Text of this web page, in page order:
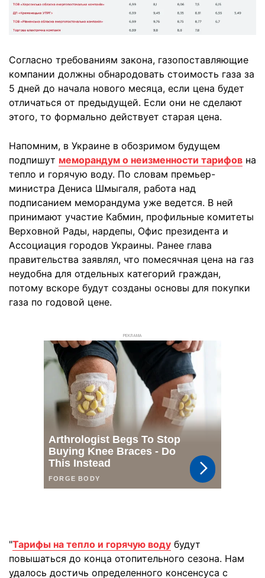
Согласно требованиям закона, газопоставляющие
компании должны обнародовать стоимость газа за
5 дней до начала нового месяца, если цена будет
отличаться от предыдущей. Если они не сделают
этого, то формально действует старая цена.
Напомним, в Украине в обозримом будущем
подпишут меморандум о неизменности тарифов на
тепло и горячую воду. По словам премьер-
министра Дениса Шмыгаля, работа над
подписанием меморандума уже ведется. В ней
принимают участие Кабмин, профильные комитеты
Верховной Рады, нардепы, Офис президента и
Ассоциация городов Украины. Ранее глава
правительства заявлял, что помесячная цена на газ
неудобна для отдельных категорий граждан,
потому вскоре будут созданы основы для покупки
газа по годовой цене.
РЕКЛАМА
"Тарифы на тепло и горячую воду будут
повышаться до конца отопительного сезона. Нам
удалось достичь определенного консенсуса с